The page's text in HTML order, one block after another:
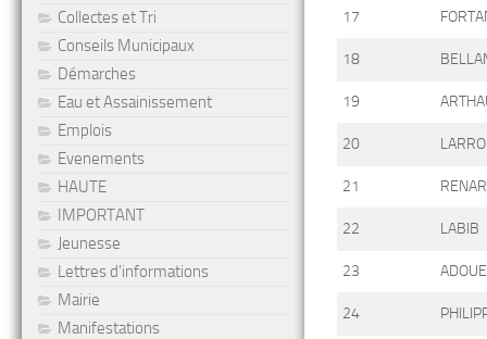
17
18
19
20
21
22 LABIB
23 ADOUE
24
Collectes et Tri
Conseils Municipaux
Démarches
Eau et Assainissement
Emplois
Evenements
HAUTE
IMPORTANT
Jeunesse
Lettres d'informations
Mairie
Manifestations